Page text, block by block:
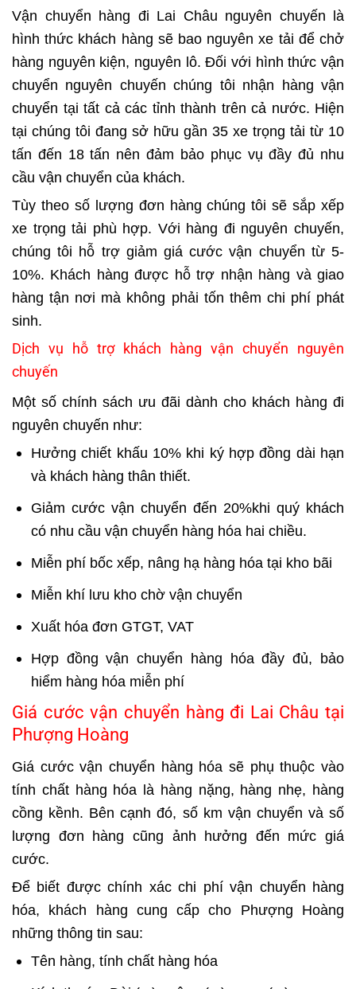
Vận chuyển hàng đi Lai Châu nguyên chuyến là
hình thức khách hàng sẽ bao nguyên xe tải để chở
hàng nguyên kiện, nguyên lô. Đối với hình thức vận
chuyển nguyên chuyến chúng tôi nhận hàng vận
chuyển tại tất cả các tỉnh thành trên cả nước. Hiện
tại chúng tôi đang sở hữu gần 35 xe trọng tải từ 10
tấn đến 18 tấn nên đảm bảo phục vụ đầy đủ nhu
cầu vận chuyển của khách.
Tùy theo số lượng đơn hàng chúng tôi sẽ sắp xếp
xe trọng tải phù hợp. Với hàng đi nguyên chuyến,
chúng tôi hỗ trợ giảm giá cước vận chuyển từ 5-
10%. Khách hàng được hỗ trợ nhận hàng và giao
hàng tận nơi mà không phải tốn thêm chi phí phát
sinh.
Dịch vụ hỗ trợ khách hàng vận chuyển nguyên
chuyến
Một số chính sách ưu đãi dành cho khách hàng đi
nguyên chuyến như:
Hưởng chiết khấu 10% khi ký hợp đồng dài hạn
và khách hàng thân thiết.
Giảm cước vận chuyển đến 20%khi quý khách
có nhu cầu vận chuyển hàng hóa hai chiều.
Miễn phí bốc xếp, nâng hạ hàng hóa tại kho bãi
Miễn khí lưu kho chờ vận chuyển
Xuất hóa đơn GTGT, VAT
Hợp đồng vận chuyển hàng hóađầy đủ, bảo
hiểm hàng hóa miễn phí
Giá cước vận chuyển hàng đi Lai Châu tại
Phượng Hoàng
Giá cước vận chuyển hàng hóa sẽ phụ thuộc vào
tính chất hàng hóa là hàng nặng, hàng nhẹ, hàng
cồng kềnh. Bên cạnh đó, số km vận chuyển và số
lượng đơn hàng cũng ảnh hưởng đến mức giá
cước.
Để biết được chính xác chi phí vận chuyển hàng
hóa, khách hàng cung cấp cho Phượng Hoàng
những thông tin sau:
Tên hàng, tính chất hàng hóa